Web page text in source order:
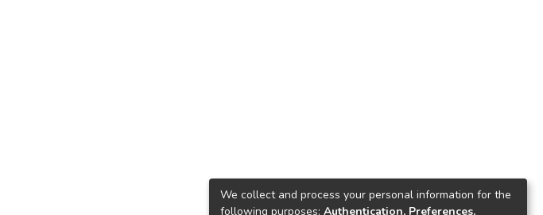
We collect and process your personal information for the
following purposes: Authentication, Preferences,